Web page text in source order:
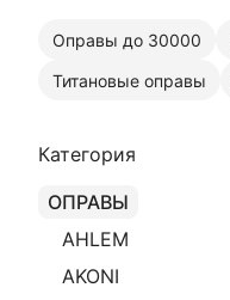
Оправы до 30000
Титановые оправы
Категория
ОПРАВЫ
AHLEM
AKONI